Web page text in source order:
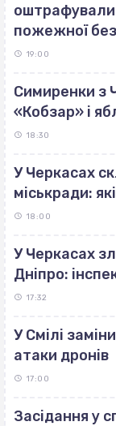
оштрафували
пожежної
19:00
Симиренки з
«Кобзар» і
18:30
У Черкасах
міськради:
18:00
У Черкасах
Дніпро:
17:32
У Смілі
атаки дронів
17:00
Засідання у